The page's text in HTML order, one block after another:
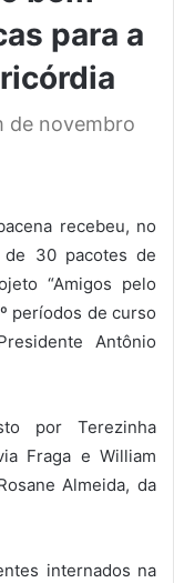
para a
de novembro
recebeu, no
30 pacotes de
“Amigos pelo
períodos de curso
Antônio
por Terezinha
Fraga e William
Almeida, da
internados na